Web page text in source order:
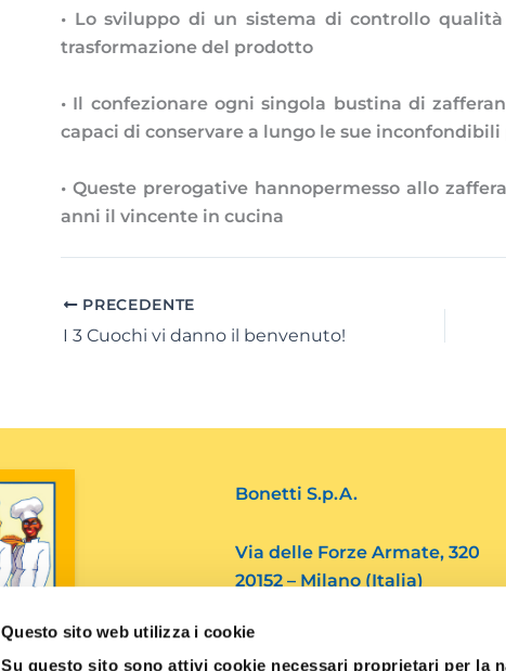
Questo sito web utilizza i cookie
Su questo sito sono attivi cookie necessari proprietari per la
• Lo sviluppo di un sistema di controllo
trasformazione del prodotto
• Il confezionare ogni singola bustina di
capaci di conservare a lungo le sue
• Queste prerogative hannopermesso allo
anni il vincente in cucina
PRECEDENTE
I 3 Cuochi vi danno il benvenuto!
Bonetti S.p.A.
Via delle Forze Armate, 320
20152 – Milano (Italia)
Tel. 39.02 4562082